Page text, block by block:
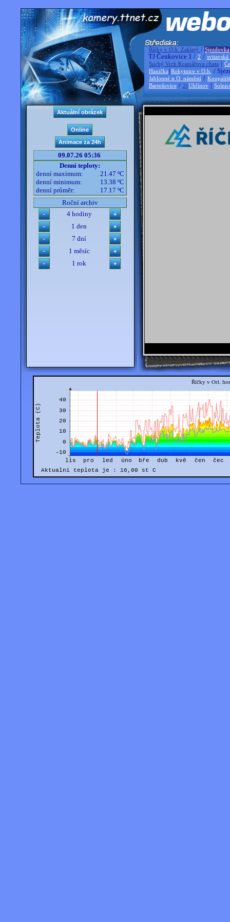
Říčky v O.h. Zakletý / Sjezdovka
TJ Čenkovice 1 / 2 / svitavská
Suchý Vrch Kramářova chata |
Hanička |Rokytnice v O.h. /
Jablonné n O. náměstí /
Bartošovice / 2 |Uhřínov |
09.07.26 05:36
Denní teploty:
denní maximum:
21.47 ºC
denní minimum:
13.38 ºC
denní průměr:
17.17 ºC
Roční archiv
4 hodiny
1 den
7 dní
1 měsíc
1 rok